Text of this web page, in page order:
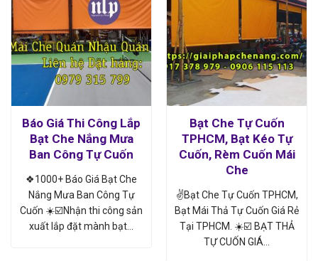
Báo Giá Thi Công Lắp
Bạt Che Nắng Mưa
Ban Công Tự Cuốn
❖1000+ Báo Giá Bạt Che
Nắng Mưa Ban Công Tự
Cuốn ☀️☑️Nhận thi công sản
xuất lắp đặt mành bạt…
Bạt Che Tự Cuốn
TPHCM, Bạt Kéo Tự
Cuốn, Rèm Cuốn Mái
Che
✌Bạt Che Tự Cuốn TPHCM,
Bạt Mái Thả Tự Cuốn Giá Rẻ
Tại TPHCM. ☀️☑️ BẠT THẢ
TỰ CUỐN GIÁ…